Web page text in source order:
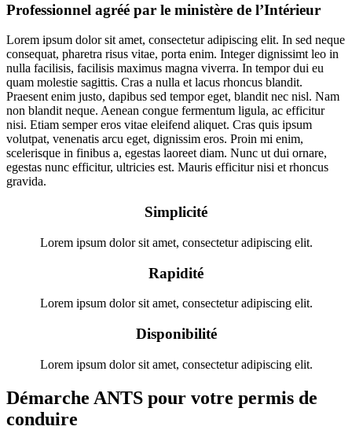
Professionnel agréé par le ministère de l’Intérieur
Lorem ipsum dolor sit amet, consectetur adipiscing elit. In sed neque
consequat, pharetra risus vitae, porta enim. Integer dignissimt leo in
nulla facilisis, facilisis maximus magna viverra. In tempor dui eu
quam molestie sagittis. Cras a nulla et lacus rhoncus blandit.
Praesent enim justo, dapibus sed tempor eget, blandit nec nisl. Nam
non blandit neque. Aenean congue fermentum ligula, ac efficitur
nisi. Etiam semper eros vitae eleifend aliquet. Cras quis ipsum
volutpat, venenatis arcu eget, dignissim eros. Proin mi enim,
scelerisque in finibus a, egestas laoreet diam. Nunc ut dui ornare,
egestas nunc efficitur, ultricies est. Mauris efficitur nisi et rhoncus
gravida.
Simplicité
Lorem ipsum dolor sit amet, consectetur adipiscing elit.
Rapidité
Lorem ipsum dolor sit amet, consectetur adipiscing elit.
Disponibilité
Lorem ipsum dolor sit amet, consectetur adipiscing elit.
Démarche ANTS pour votre permis de
conduire